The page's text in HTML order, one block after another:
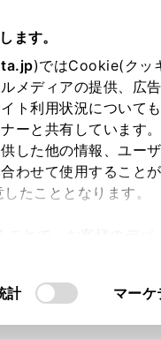
ます。
)ではCookie(クッ
メディアの提供、広
ト利用状況について
ーと共有しています
した他の情報、ユー
わせて使用すること
たこととなります。
計 マーケ
入り 保存した見積り
デル・年式・グレード